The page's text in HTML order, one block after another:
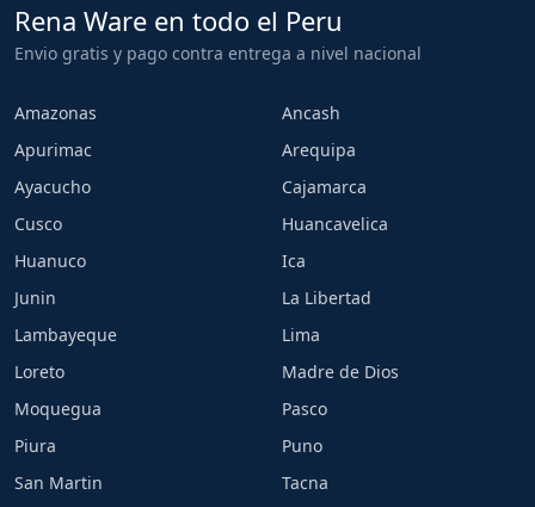
Rena Ware en todo el Peru
Envio gratis y pago contra entrega a nivel nacional
Amazonas
Ancash
Apurimac
Arequipa
Ayacucho
Cajamarca
Cusco
Huancavelica
Huanuco
Ica
Junin
La Libertad
Lambayeque
Lima
Loreto
Madre de Dios
Moquegua
Pasco
Piura
Puno
San Martin
Tacna